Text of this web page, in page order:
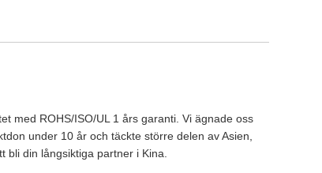
med ROHS/ISO/UL 1 års garanti. Vi ägnade oss
under 10 år och täckte större delen av Asien,
bli din långsiktiga partner i Kina.